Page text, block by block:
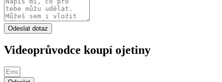
Odeslat dotaz
Videoprůvodce koupí ojetiny